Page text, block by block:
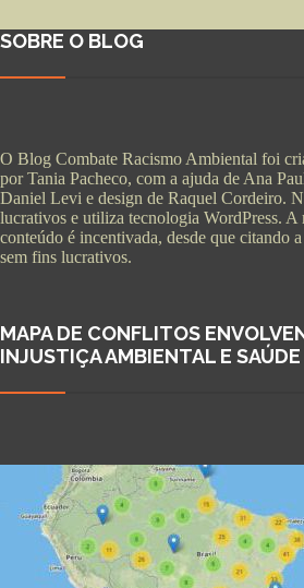
SOBRE O BLOG
O Blog Combate Racismo Ambiental foi
por Tania Pacheco, com a ajuda de Ana
Daniel Levi e design de Raquel Cordeiro.
lucrativos e utiliza tecnologia WordPress. A
conteúdo é incentivada, desde que citando
sem fins lucrativos.
MAPA DE CONFLITOS
INJUSTIÇA AMBIENTAL E SAÚDE